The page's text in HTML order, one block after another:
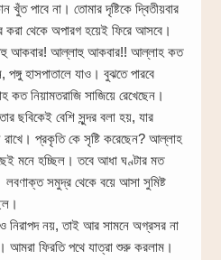
পাবে না। তোমার দৃষ্টিকে দ্বিতীয়বার
করা থেকে অপারগ হয়েই ফিরে আসবে।
আকবার! আল্লাহু আকবার!! আল্লাহ কত
হাসপাতালে যাও। বুঝতে পারবে
কত নিয়ামতরাজি সাজিয়ে রেখেছেন।
ছবিকেই বেশি সুন্দর বলা হয়, যার
প্রকৃতি কে সৃষ্টি করেছেন? আল্লাহ
মনে হচ্ছিল। তবে আধা ঘণ্টার মত
লবণাক্ত সমুদ্র থেকে বয়ে আসা সুমিষ্ট
নিরাপদ নয়, তাই আর সামনে অগ্রসর না
আমরা ফিরতি পথে যাত্রা শুরু করলাম।